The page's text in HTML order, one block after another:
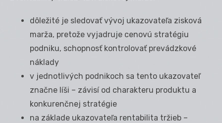
dôležité je sledovať vývoj ukazovateľa zisková
marža, pretože vyjadruje cenovú stratégiu
podniku, schopnosť kontrolovať prevádzkové
náklady
v jednotlivých podnikoch sa tento ukazovateľ
značne líši – závisí od charakteru produktu a
konkurenčnej stratégie
na základe ukazovateľa rentabilita tržieb –